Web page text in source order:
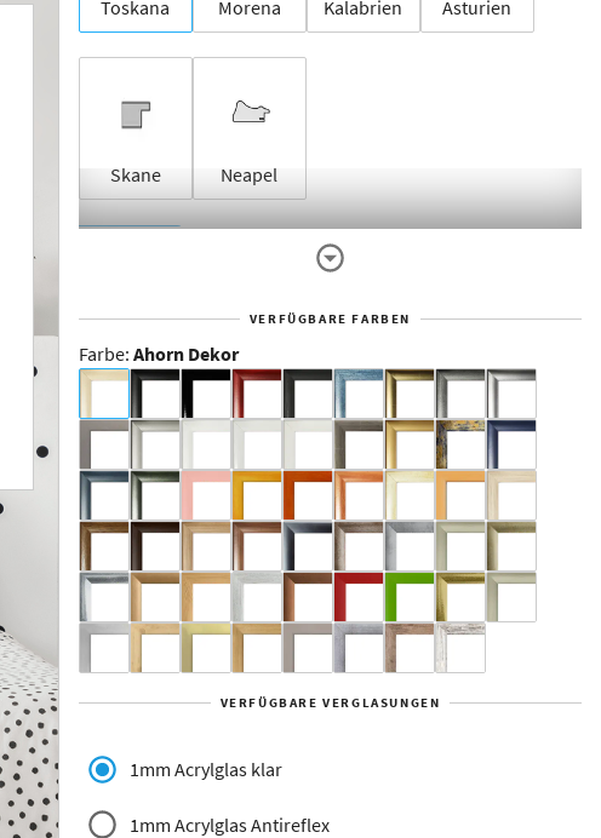
Toskana Morena Kalabrien Asturien
Skane Neapel
Dakota -
Rahmenloser
Aluminium
Yukon Alaska
VERFÜGBARE FARBEN
Farbe: Ahorn Dekor
VERFÜGBARE VERGLASUNGEN
1mm Acrylglas klar
1mm Acrylglas Antireflex